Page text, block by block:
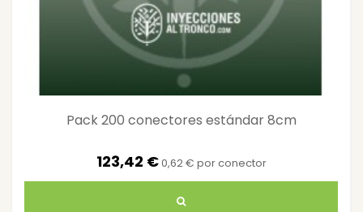
Pack 200 conectores estándar 8cm
123,42 €0,62 € por conector